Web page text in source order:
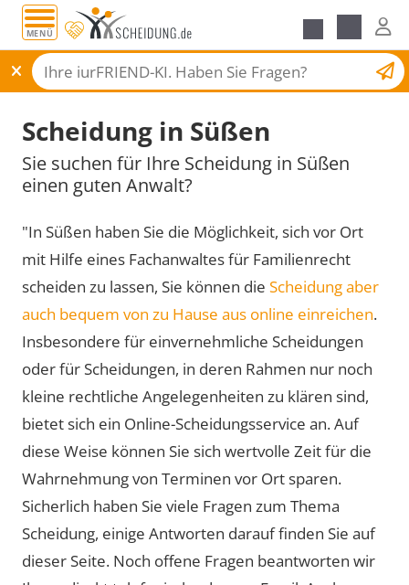
MENÜ
Scheidungsantrag
Scheidung in Süßen
Sie suchen für Ihre Scheidung in Süßen
einen guten Anwalt?
"In Süßen haben Sie die Möglichkeit, sich vor Ort
mit Hilfe eines Fachanwaltes für Familienrecht
scheiden zu lassen, Sie können die Scheidung aber
auch bequem von zu Hause aus online einreichen.
Insbesondere für einvernehmliche Scheidungen
oder für Scheidungen, in deren Rahmen nur noch
kleine rechtliche Angelegenheiten zu klären sind,
bietet sich ein Online-Scheidungsservice an. Auf
diese Weise können Sie sich wertvolle Zeit für die
Wahrnehmung von Terminen vor Ort sparen.
Sicherlich haben Sie viele Fragen zum Thema
Scheidung, einige Antworten darauf finden Sie auf
dieser Seite. Noch offene Fragen beantworten wir